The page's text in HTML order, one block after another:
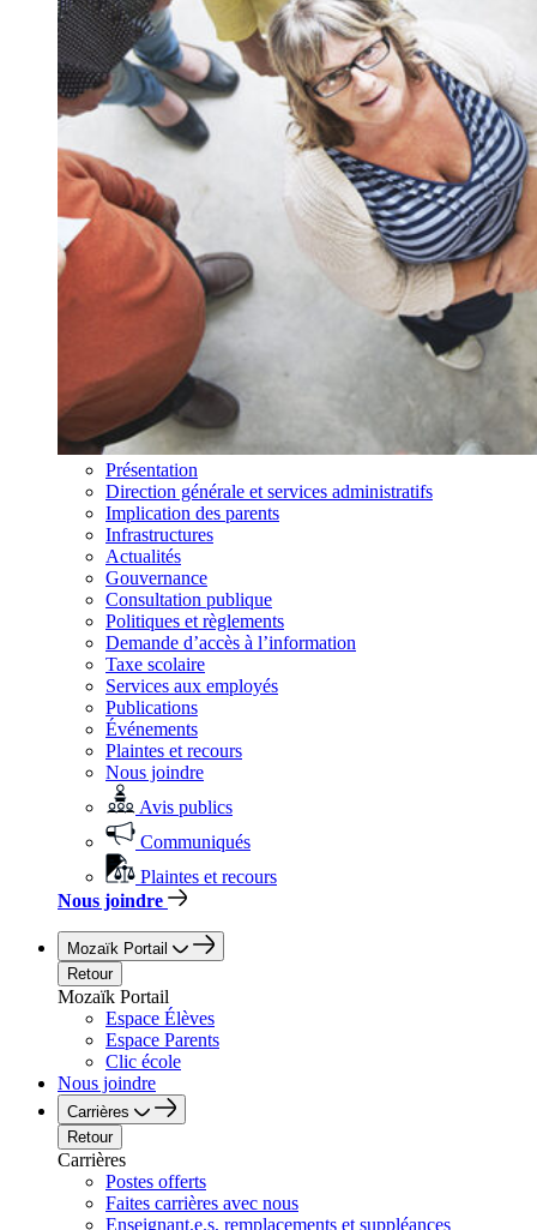
Présentation
Direction générale et services administratifs
Implication des parents
Infrastructures
Actualités
Gouvernance
Consultation publique
Politiques et règlements
Demande d’accès à l’information
Taxe scolaire
Services aux employés
Publications
Événements
Plaintes et recours
Nous joindre
Avis publics
Communiqués
Plaintes et recours
Nous joindre
Mozaïk Portail
Retour
Mozaïk Portail
Espace Élèves
Espace Parents
Clic école
Nous joindre
Carrières
Retour
Carrières
Postes offerts
Faites carrières avec nous
Enseignant.e.s, remplacements et suppléances